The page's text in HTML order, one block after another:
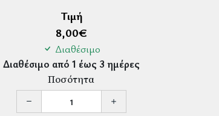
Τιμή
8,00€
Διαθέσιμο
Διαθέσιμο από 1 έως 3 ημέρες
Ποσότητα